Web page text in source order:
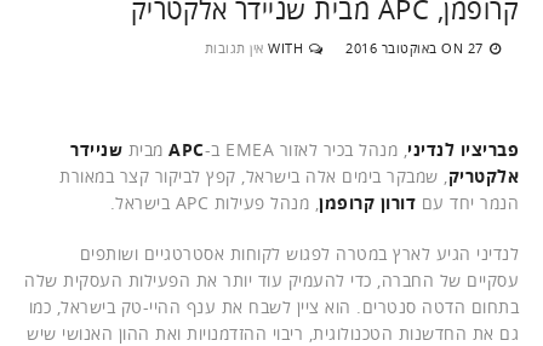
קרופמן, APC מבית שניידר אלקטריק
ON 27 באוקטובר 2016 WITH אין תגובות
פבריציו לנדיני, מנהל בכיר לאזור EMEA ב- APC מבית שניידר
אלקטריק, שמבקר בימים אלה בישראל, קפץ לביקור קצר במאורת
הנמר יחד עם דורון קרופמן, מנהל פעילות APC בישראל.
לנדיני הגיע לארץ במטרה לפגוש לקוחות אסטרטגיים ושותפים
עסקיים של החברה, כדי להעמיק עוד יותר את הפעילות העסקית שלה
בתחום הדטה סנטרים. הוא ציין לשבח את ענף ההיי-טק בישראל, כמו
גם את החדשנות הטכנולוגית, ריבוי ההזדמנויות ואת ההון האנושי שיש